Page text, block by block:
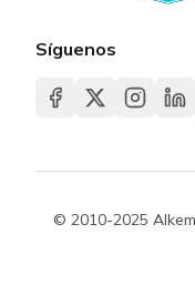
Síguenos
© 2010-2025